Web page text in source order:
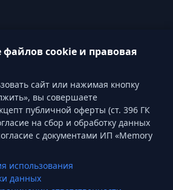
Facebook
YouTube
файлов cookie и правовая
сайт или нажимая кнопку
вы совершаете
публичной оферты (ст. 396 ГК
на сбор и обработку данных
с документами ИП «Memory
использования
данных